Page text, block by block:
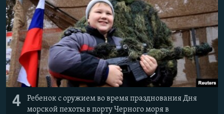
4
Ребенок с оружием во время празднования Дня
морской пехоты в порту Черного моря в